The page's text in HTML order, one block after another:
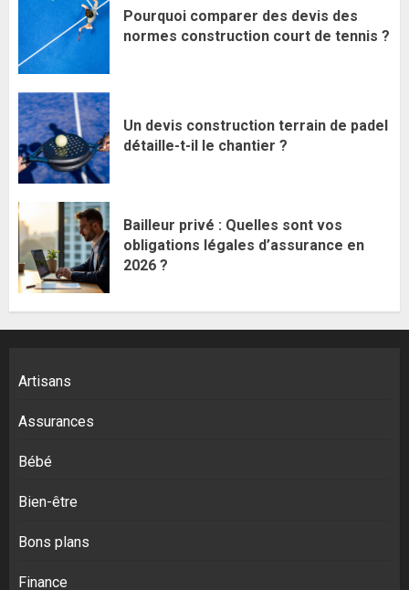
Pourquoi comparer des devis des
normes construction court de tennis ?
Un devis construction terrain de padel
détaille-t-il le chantier ?
Bailleur privé : Quelles sont vos
obligations légales d’assurance en
2026 ?
Artisans
Assurances
Bébé
Bien-être
Bons plans
Finance